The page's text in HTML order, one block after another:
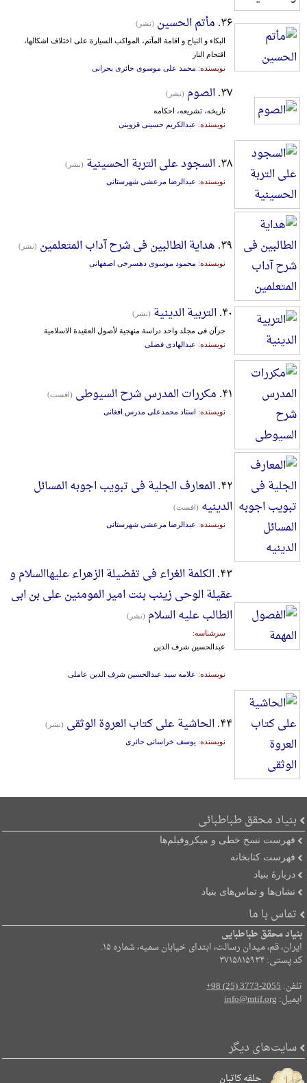
۳۶. مأتم الحسین (نشر)
البکاء و النیاح و اقامة المآتم، المواکب السیارة علی اختلاف اشکالها،
اقتحام النار
نویسنده: محمد علی موسوی حائری بحرانی
۳۷. الصوم (نشر)
تاریخه، تشریعه، احکامه
نویسنده: عبدالکریم حسینی قزوینی
۳۸. السجود علی التربة الحسینیة (نشر)
نویسنده: عبدالرضا مرعشی شهرستانی
۳۹. هدایة الطالبین فی شرح آداب المتعلمین (نشر)
نویسنده: محمود موسوی دهسرخی اصفهانی
۴۰. التربیة الدینیة (نشر)
جزآن فی مجلد واحد دراسة منهجیة لأصول العقیدة الاسلامیة
نویسنده: عبدالهادی فضلی
۴۱. مکررات المدرس شرح السیوطی (افست)
نویسنده: استاد محمدعلی مدرس افغانی
۴۲. المعارف الجلیة فی تبویب اجوبه المسائل
الدینیه (افست)
نویسنده: عبدالرضا مرعشی شهرستانی
۴۳. الکلمة الغراء فی تفضیلة الزهراء علیهاالسلام و
عقیلة الوحی زینب بنت امیر المومنین علی بن ابی
الطالب علیه السلام (نشر)
سرشناسه:
عبدالحسین شرف الدین
نویسنده: علامه سید عبدالحسین شرف الدین عاملی
۴۴. الحاشیة علی کتاب العروة الوثقی (نشر)
نویسنده: یوسف خراسانی حائری
بنیاد محقق طباطبائی
فهرست نسخ خطی و میکروفیلم‌ها
فهرست کتابخانه
دربارۀ بنیاد
نشان‌ها و تماس‌های بنیاد
تماس با ما
بنیاد محقق طباطبایی
ایران، قم، میدان رسالت، ابتدای خیابان سمیه، شماره ۱۵.
کد پستی: ۳۷۱۵۸۱۵۹۳۴
تلفن:+98 (25) 3773-2055
ایمیل:info@mtif.org
سایت‌های دیگر
حلقه کاتبان